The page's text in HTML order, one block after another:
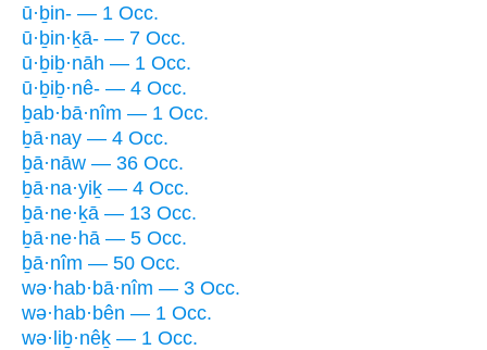
ū·ḇin- — 1 Occ.
ū·ḇin·ḵā- — 7 Occ.
ū·ḇiḇ·nāh — 1 Occ.
ū·ḇiḇ·nê- — 4 Occ.
ḇab·bā·nîm — 1 Occ.
ḇā·nay — 4 Occ.
ḇā·nāw — 36 Occ.
ḇā·na·yiḵ — 4 Occ.
ḇā·ne·ḵā — 13 Occ.
ḇā·ne·hā — 5 Occ.
ḇā·nîm — 50 Occ.
wə·hab·bā·nîm — 3 Occ.
wə·hab·bên — 1 Occ.
wə·liḇ·nêḵ — 1 Occ.